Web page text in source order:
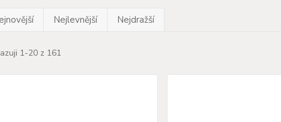
Nejlevnější Nejdražší
1-20 z 161